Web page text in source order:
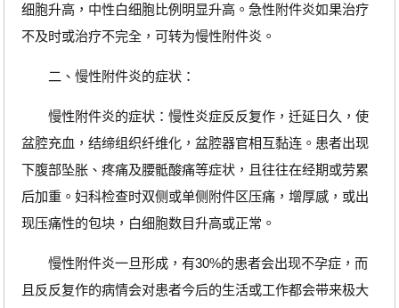
细胞升高，中性白细胞比例明显升高。急性附件炎如果治疗
不及时或治疗不完全，可转为慢性附件炎。
二、慢性附件炎的症状：
慢性附件炎的症状：慢性炎症反反复作，迁延日久，使
盆腔充血，结缔组织纤维化，盆腔器官相互黏连。患者出现
下腹部坠胀、疼痛及腰骶酸痛等症状，且往往在经期或劳累
后加重。妇科检查时双侧或单侧附件区压痛，增厚感，或出
现压痛性的包块，白细胞数目升高或正常。
慢性附件炎一旦形成，有30%的患者会出现不孕症，而
且反反复作的病情会对患者今后的生活或工作都会带来极大